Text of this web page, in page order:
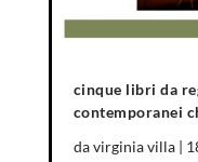
cinque libri da
contemporanei
davirginia villa|